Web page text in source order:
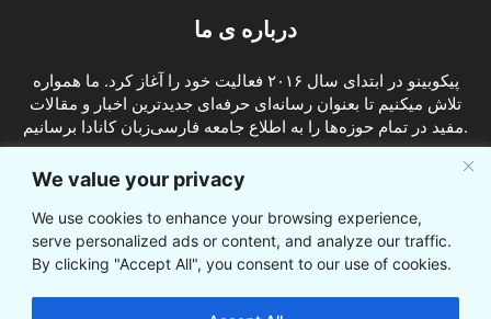
We value your privacy
We use cookies to enhance your browsing experience,
serve personalized ads or content, and analyze our traffic.
By clicking "Accept All", you consent to our use of cookies.
درباره ی ما
پیکوبینو در ابتدای سال ۲۰۱۶ فعالیت خود را آغاز کرد. ما همواره
تلاش میکنیم تا بعنوان رسانه‌ای حرفه‌ای جدیدترین اخبار و مقالات
مفید در تمام حوزه‌ها را به اطلاع جامعه فارسی‌زبان کانادا برسانیم.
ما را دنبال کنید